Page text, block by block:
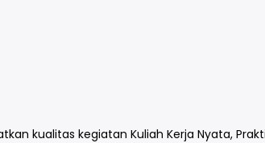
kualitas kegiatan Kuliah Kerja Nyata,